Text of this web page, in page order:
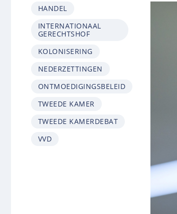
HANDEL
INTERNATIONAAL
GERECHTSHOF
KOLONISERING
NEDERZETTINGEN
ONTMOEDIGINGSBELEID
TWEEDE KAMER
TWEEDE KAMERDEBAT
VVD